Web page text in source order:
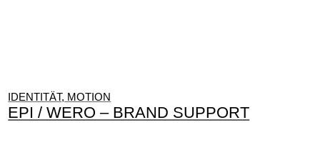
IDENTITÄT, MOTION
EPI / WERO – BRAND SUPPORT